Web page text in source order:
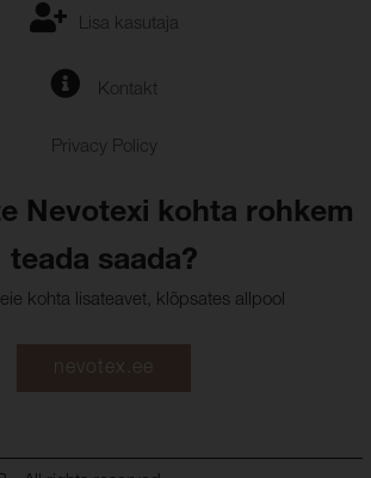
Lisa kasutaja
Kontakt
Privacy Policy
Nevotexi kohta rohkem
teada saada?
kohta lisateavet, klõpsates allpool
nevotex.ee